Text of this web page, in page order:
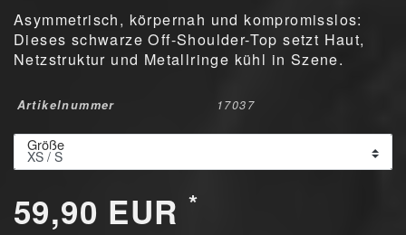
Asymmetrisch, körpernah und kompromisslos:
Dieses schwarze Off-Shoulder-Top setzt Haut,
Netzstruktur und Metallringe kühl in Szene.
Artikelnummer 17037
Größe
59,90 EUR *